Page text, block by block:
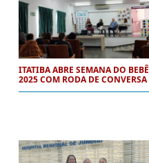
ITATIBA ABRE SEMANA DO BEBÊ
2025 COM RODA DE CONVERSA